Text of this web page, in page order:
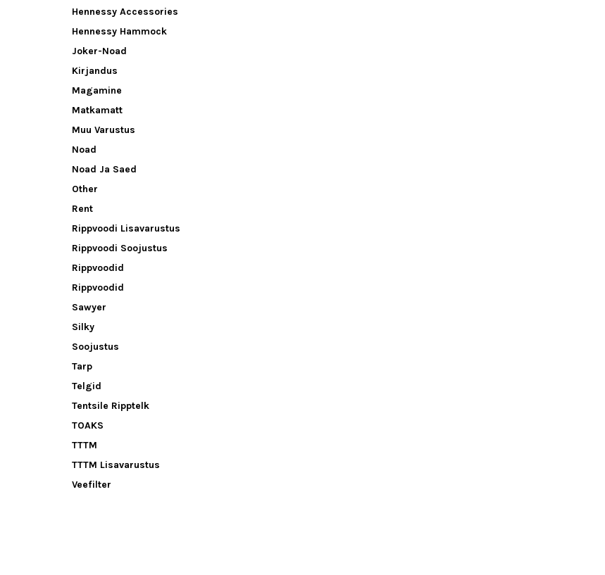
Hennessy Accessories
Hennessy Hammock
Joker-Noad
Kirjandus
Magamine
Matkamatt
Muu Varustus
Noad
Noad Ja Saed
Other
Rent
Rippvoodi Lisavarustus
Rippvoodi Soojustus
Rippvoodid
Rippvoodid
Sawyer
Silky
Soojustus
Tarp
Telgid
Tentsile Ripptelk
TOAKS
TTTM
TTTM Lisavarustus
Veefilter